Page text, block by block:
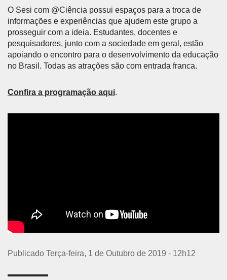
O Sesi com @Ciência possui espaços para a troca de
informações e experiências que ajudem este grupo a
prosseguir com a ideia. Estudantes, docentes e
pesquisadores, junto com a sociedade em geral, estão
apoiando o encontro para o desenvolvimento da educação
no Brasil. Todas as atrações são com entrada franca.
Confira a programação aqui.
Publicado Terça-feira, 1 de Outubro de 2019 - 12h12